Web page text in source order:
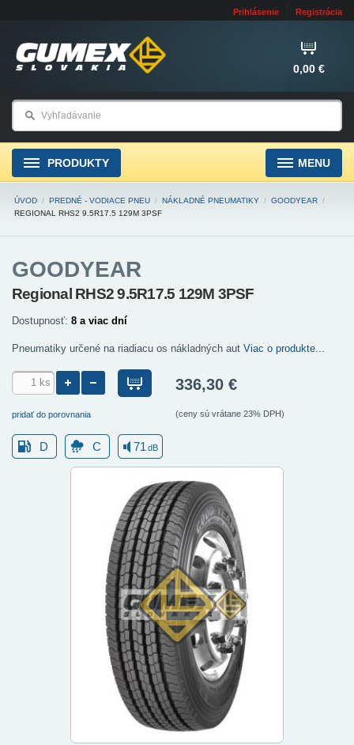
Prihlásenie Registrácia
0,00 €
PRODUKTY MENU
ÚVOD / PREDNÉ - VODIACE PNEU / NÁKLADNÉ PNEUMATIKY / GOODYEAR /
REGIONAL RHS2 9.5R17.5 129M 3PSF
GOODYEAR
Regional RHS2 9.5R17.5 129M 3PSF
Dostupnosť: 8 a viac dní
Pneumatiky určené na riadiacu os nákladných aut Viac o produkte...
pridať do porovnania
336,30 €
(ceny sú vrátane 23% DPH)
D C 71dB